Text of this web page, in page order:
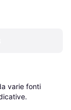
varie fonti